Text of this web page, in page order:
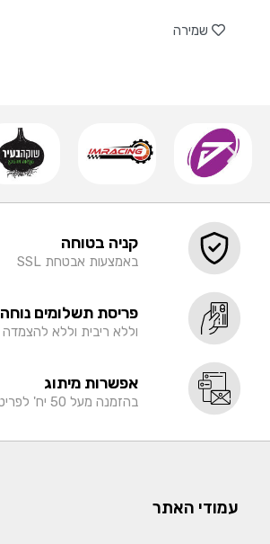
שמירה
קניה בטוחה
באמצעות אבטחת SSL
פריסת תשלומים נוחה
וללא ריבית וללא להצמדה
אפשרות מיתוג
בהזמנה מעל 50 יח' לפריט
עמודי האתר